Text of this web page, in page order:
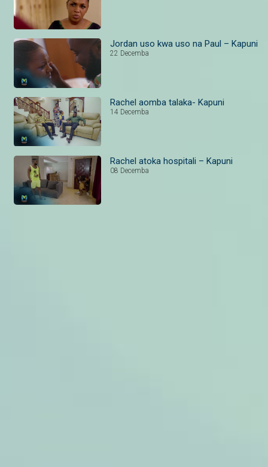
Jordan uso kwa uso na Paul – Kapuni
22 Decemba
Rachel aomba talaka- Kapuni
14 Decemba
Rachel atoka hospitali – Kapuni
08 Decemba